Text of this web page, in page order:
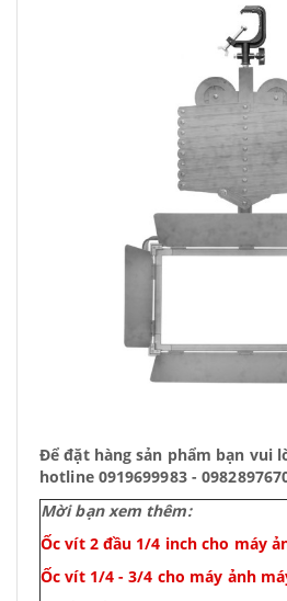
Để đặt hàng sản phẩm bạn vui
hotline 0919699983 -
Mời bạn xem thêm:
Ốc vít 2 đầu 1/4 inch cho máy
Ốc vít 1/4 - 3/4 cho máy ảnh